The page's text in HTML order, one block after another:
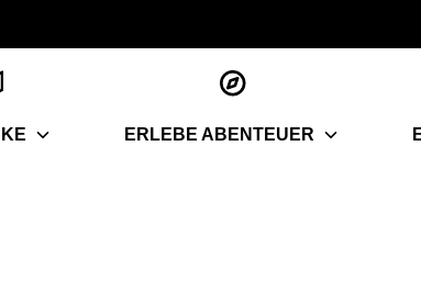
ERLEBE ABENTEUER